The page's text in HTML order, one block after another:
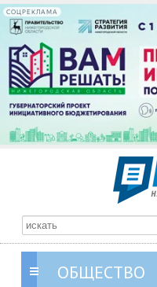
СОЦРЕКЛАМА
ОБЩЕСТВО